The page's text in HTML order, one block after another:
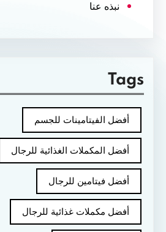
نبذه عنا
Tags
أفضل الفيتامينات للجسم
أفضل المكملات الغذائية للرجال
أفضل فيتامين للرجال
أفضل مكملات غذائية للرجال